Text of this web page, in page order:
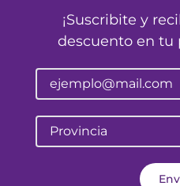
¡Suscribite y
descuento en tu
Provincia